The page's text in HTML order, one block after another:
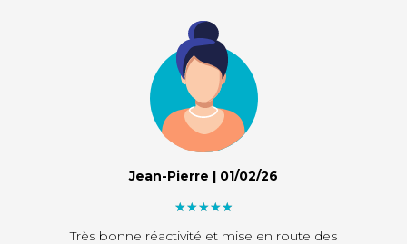
Jean-Pierre | 01/02/26
Très bonne réactivité et mise en route des